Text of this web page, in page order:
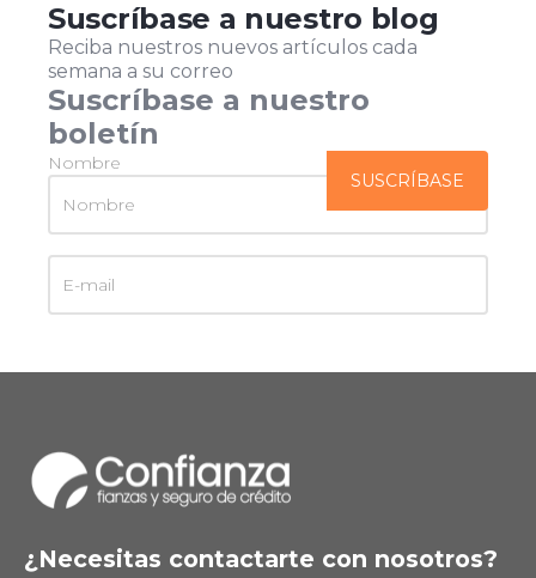
Suscríbase a nuestro blog
Reciba nuestros nuevos artículos cada
semana a su correo
Suscríbase a nuestro
boletín
Nombre
¿Necesitas contactarte con nosotros?